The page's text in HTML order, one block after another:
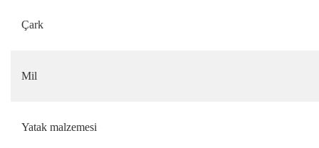
Çark
Mil
Yatak malzemesi